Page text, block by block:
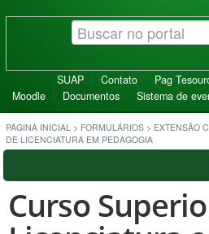
SUAP Contato Pag
Moodle
Documentos Sistema de
PÁGINA INICIAL > FORMULÁRIOS > EXTENSÃO
DE LICENCIATURA EM PEDAGOGIA
Curso